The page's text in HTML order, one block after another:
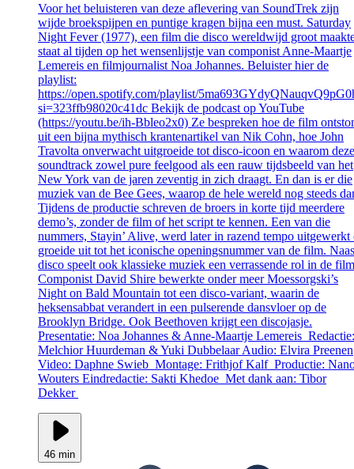
Voor het beluisteren van deze aflevering van SoundTrek zijn
wijde broekspijpen en puntige kragen bijna een must. Saturday
Night Fever (1977), een film die disco wereldwijd groot
staat al tijden op het wensenlijstje van componist Anne-Maartje
Lemereis en filmjournalist Noa Johannes. Beluister hier de
playlist:
https://open.spotify.com/playlist/
si=323ffb98020c41dc Bekijk de podcast op YouTube
(https://youtu.be/ih-Bbleo2x0) Ze bespreken hoe de film
uit een bijna mythisch krantenartikel van Nik Cohn, hoe John
Travolta onverwacht uitgroeide tot disco-icoon en waarom deze
soundtrack zowel pure feelgood als een rauw tijdsbeeld van het
New York van de jaren zeventig in zich draagt. En dan is er die
muziek van de Bee Gees, waarop de hele wereld nog steeds
Tijdens de productie schreven de broers in korte tijd meerdere
demo’s, zonder de film of het script te kennen. Een van die
nummers, Stayin’ Alive, werd later in razend tempo uitgewerkt
groeide uit tot het iconische openingsnummer van de film.
disco speelt ook klassieke muziek een verrassende rol in de
Componist David Shire bewerkte onder meer Moessorgski’s
Night on Bald Mountain tot een disco-variant, waarin de
heksensabbat verandert in een pulserende dansvloer op de
Brooklyn Bridge. Ook Beethoven krijgt een discojasje.
Presentatie: Noa Johannes & Anne-Maartje Lemereis Redactie:
Melchior Huurdeman & Yuki Dubbelaar Audio: Elvira Preenen
Video: Daphne Swieb Montage: Frithjof Kalf Productie:
Wouters Eindredactie: Sakti Khedoe Met dank aan: Tibor
Dekker
46 min